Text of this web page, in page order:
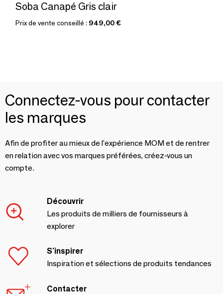
Soba Canapé Gris clair
Prix de vente conseillé : 949,00 €
Connectez-vous pour contacter
les marques
Afin de profiter au mieux de l'expérience MOM et de rentrer
en relation avec vos marques préférées, créez-vous un
compte.
Découvrir
Les produits de milliers de fournisseurs à
explorer
S'inspirer
Inspiration et sélections de produits tendances
Contacter